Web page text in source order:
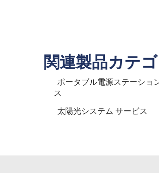
関連製品カテゴ
ポータブル電源ステーショ
ス
太陽光システム サービス